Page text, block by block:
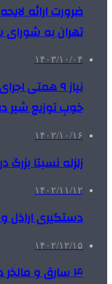
ضرورت ارائه
تهران به
۱۴۰۳/۱۰/۰۴
نیاز ۹ همتی
خوبِ توزیع شیر
۱۴۰۲/۱۰/۱۶
زلزله نسبتا بزرگ
۱۴۰۲/۱۱/۱۲
دستگیری اراذل
۱۴۰۲/۱۲/۱۵
۴ سارق و مالخر در شهر سمنان دستگیر شدند